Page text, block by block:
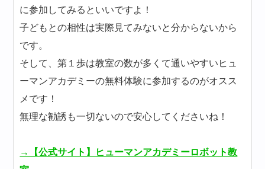
に参加してみるといいですよ！
子どもとの相性は実際見てみないと分からないから
です。
そして、第１歩は教室の数が多くて通いやすいヒュ
ーマンアカデミーの無料体験に参加するのがオスス
メです！
無理な勧誘も一切ないので安心してくださいね！
→【公式サイト】ヒューマンアカデミーロボット教